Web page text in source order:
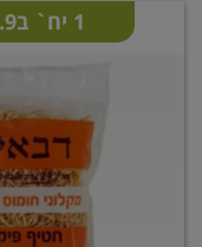
1 יח` ב13.9 ₪